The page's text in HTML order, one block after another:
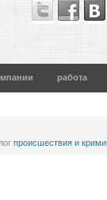
работа
проиcшествия и